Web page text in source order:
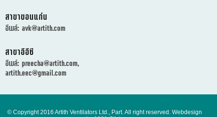
สาขาขอนแก่น
อีเมล์:avk@artith.com
สาขาอีอีซี
อีเมล์:preecha@artith.com,
artith.eec@gmail.com
© Copyright 2016 Artith Ventilators Ltd., Part. All right reserved.Webdesign